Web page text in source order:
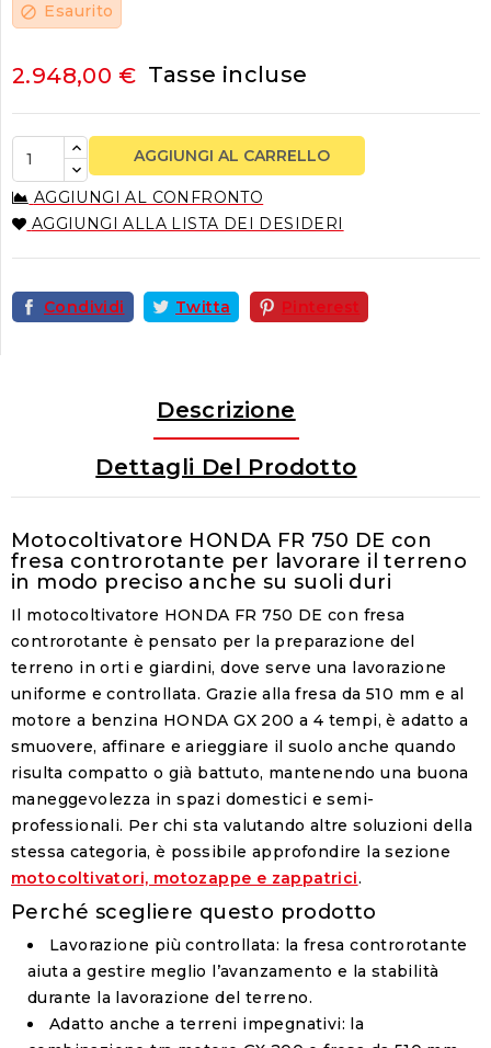
block Esaurito
2.948,00 € Tasse incluse
AGGIUNGI AL CARRELLO
AGGIUNGI AL CONFRONTO
AGGIUNGI ALLA LISTA DEI DESIDERI
Condividi Twitta Pinterest
Descrizione
Dettagli Del Prodotto
Motocoltivatore HONDA FR 750 DE con
fresa controrotante per lavorare il terreno
in modo preciso anche su suoli duri
Il motocoltivatore HONDA FR 750 DE con fresa
controrotante è pensato per la preparazione del
terreno in orti e giardini, dove serve una lavorazione
uniforme e controllata. Grazie alla fresa da 510 mm e al
motore a benzina HONDA GX 200 a 4 tempi, è adatto a
smuovere, affinare e arieggiare il suolo anche quando
risulta compatto o già battuto, mantenendo una buona
maneggevolezza in spazi domestici e semi-
professionali. Per chi sta valutando altre soluzioni della
stessa categoria, è possibile approfondire la sezione
motocoltivatori, motozappe e zappatrici.
Perché scegliere questo prodotto
Lavorazione più controllata: la fresa controrotante
aiuta a gestire meglio l’avanzamento e la stabilità
durante la lavorazione del terreno.
Adatto anche a terreni impegnativi: la